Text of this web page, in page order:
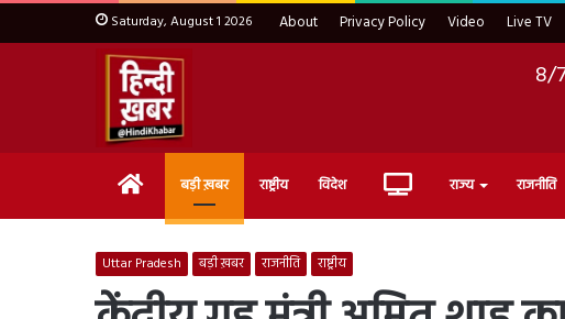
Saturday, August 1 2026 About Privacy Policy Video Live TV
8/
Home बड़ी ख़बर राष्ट्रीय विदेश Live राज्य राजनीति
Uttar Pradesh बड़ी ख़बर राजनीति राष्ट्रीय